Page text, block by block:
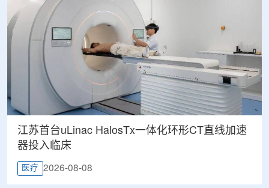
江苏首台uLinac HalosTx一体化环形CT直线加速
器投入临床
医疗 2026-08-08